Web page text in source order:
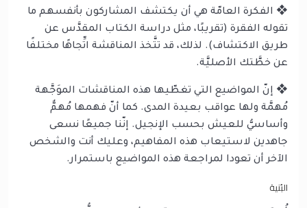
❖ الفكرة العامّة هي أن يكتشف المشاركون بأنفسهم ما
تقوله الفقرة (تقريبًا، مثل دراسة الكتاب المقدَّس عن
طريق الاكتشاف). لذلك، قد تتَّخذ المناقشة اتِّجاهًا مختلفًا
عن خطَّتك الأصليَّة.
❖ إنّ المواضيع التي تغطّيها هذه المناقشات الموَجَّهة
مُهمَّة ولها عواقب بعيدة المدى. كما أنّ فهمها مُهمٌّ
وأساسيُّ للعيش بحسب الإنجيل. إنّنا جميعًا نسعى
جاهدين لاستيعاب هذه المفاهيم، وعليك أنت والشخص
الآخر أن تعودا لمراجعة هذه المواضيع باستمرار.
البُنية